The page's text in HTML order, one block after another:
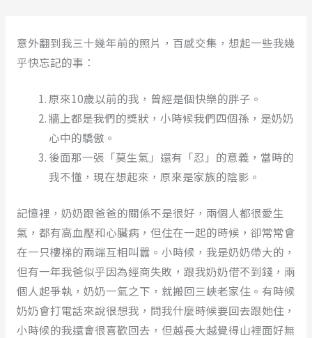
意外翻到我三十幾年前的照片，百感交集，想起一些我幾
乎快忘記的事：
原來10歲以前的我，曾經是個快樂的胖子。
牆上都是我們的獎狀，小時候我們四個孫，是奶奶
心中的驕傲。
後面那一張「莫生氣」還有「忍」的意義，當時的
我不懂，現在想起來，原來是家族的陰影。
記憶裡，奶奶跟爸爸的關係不是很好，兩個人都很愛生
氣，都有高血壓和心臟病，但住在一起的時候，卻常常會
在一只樓梯的兩端互相叫囂。小時候，我是奶奶帶大的，
但有一年我爸似乎因為經商失敗，跟我奶奶借不到錢，兩
個人起爭執，奶奶一氣之下，就搬回三峽老家住。有時候
奶奶會打電話來說很想我，問我什麼時候要回去跟她住，
小時候的我還會很喜歡回去，但越長大越覺得山裡面好無